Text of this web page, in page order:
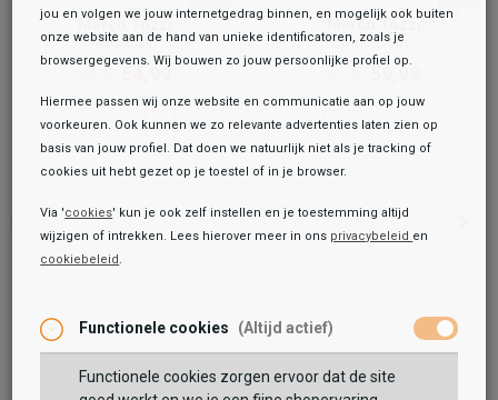
Mocassin
59,99
54,99
Maat:
Marco Tozzi
Mocassin
54,99
Marco Tozzi
Mocassin
59,99
Toegevoegd aan je winkeltas!
jou en volgen we jouw internetgedrag binnen, en mogelijk ook buiten
onze website aan de hand van unieke identificatoren, zoals je
browsergegevens. Wij bouwen zo jouw persoonlijke profiel op.
Hiermee passen wij onze website en communicatie aan op jouw
voorkeuren. Ook kunnen we zo relevante advertenties laten zien op
basis van jouw profiel. Dat doen we natuurlijk niet als je tracking of
cookies uit hebt gezet op je toestel of in je browser.
Via 'cookies' kun je ook zelf instellen en je toestemming altijd
wijzigen of intrekken. Lees hierover meer in ons privacybeleid en
cookiebeleid .
Functionele cookies (Altijd actief)
Functionele cookies zorgen ervoor dat de site